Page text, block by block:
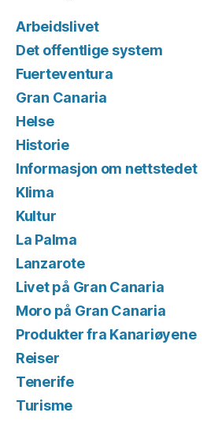
Arbeidslivet
Det offentlige system
Fuerteventura
Gran Canaria
Helse
Historie
Informasjon om nettstedet
Klima
Kultur
La Palma
Lanzarote
Livet på Gran Canaria
Moro på Gran Canaria
Produkter fra Kanariøyene
Reiser
Tenerife
Turisme